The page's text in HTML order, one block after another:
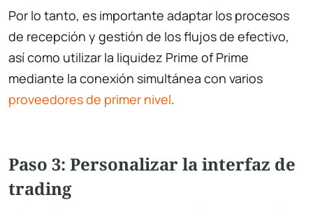
Por lo tanto, es importante adaptar los procesos
de recepción y gestión de los flujos de efectivo,
así como utilizar la liquidez Prime of Prime
mediante la conexión simultánea con varios
proveedores de primer nivel.
Paso 3: Personalizar la interfaz de
trading